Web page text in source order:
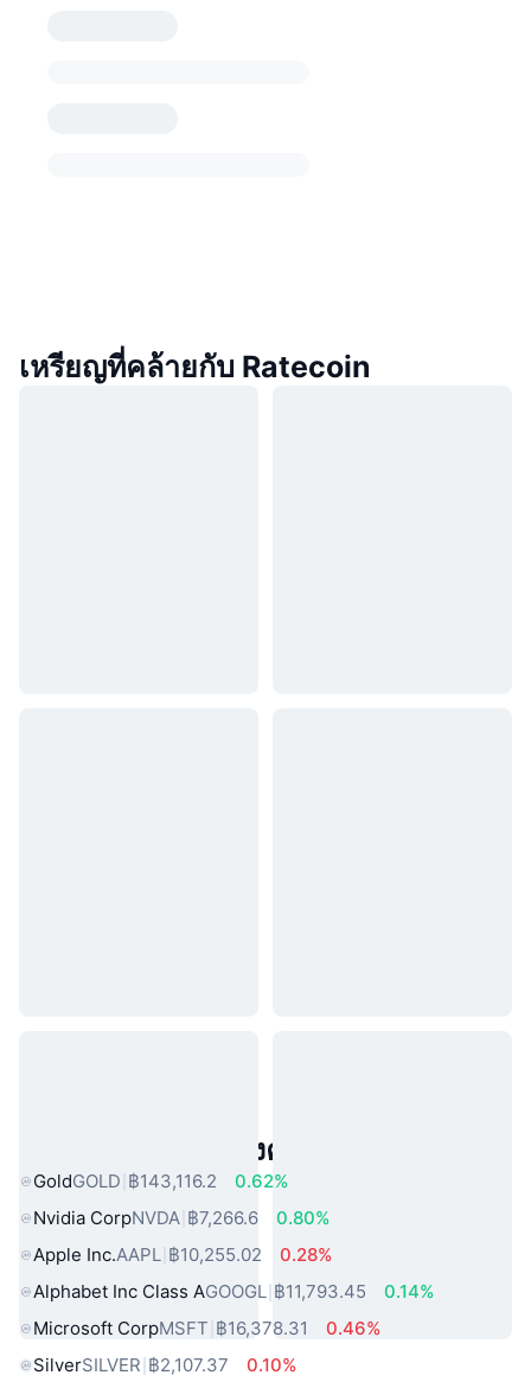
เหรียญที่คล้ายกับ Ratecoin
สินทรัพย์ในโลกแห่งความจริงยอดนิยม
GoldGOLD ฿143,116.2
0.62%
Nvidia CorpNVDA ฿7,266.6
0.80%
Apple Inc.AAPL ฿10,255.02
0.28%
Alphabet Inc Class AGOOGL ฿11,793.45
0.14%
Microsoft CorpMSFT ฿16,378.31
0.46%
SilverSILVER ฿2,107.37
0.10%